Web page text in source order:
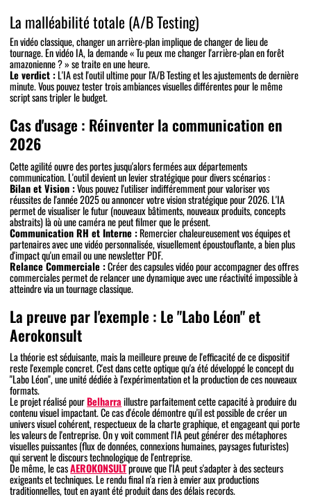
La malléabilité totale (A/B Testing)
En vidéo classique, changer un arrière-plan implique de changer de lieu de
tournage. En vidéo IA, la demande « Tu peux me changer l'arrière-plan en forêt
amazonienne ? » se traite en une heure.
Le verdict :L'IA est l'outil ultime pour l'A/B Testing et les ajustements de dernière
minute. Vous pouvez tester trois ambiances visuelles différentes pour le même
script sans tripler le budget.
Cas d'usage : Réinventer la communication en
2026
Cette agilité ouvre des portes jusqu'alors fermées aux départements
communication. L'outil devient un levier stratégique pour divers scénarios :
Bilan et Vision :Vous pouvez l'utiliser indifféremment pour valoriser vos
réussites de l'année 2025 ou annoncer votre vision stratégique pour 2026. L'IA
permet de visualiser le futur (nouveaux bâtiments, nouveaux produits, concepts
abstraits) là où une caméra ne peut filmer que le présent.
Communication RH et Interne :Remercier chaleureusement vos équipes et
partenaires avec une vidéo personnalisée, visuellement époustouflante, a bien plus
d'impact qu'un email ou une newsletter PDF.
Relance Commerciale :Créer des capsules vidéo pour accompagner des offres
commerciales permet de relancer une dynamique avec une réactivité impossible à
atteindre via un tournage classique.
La preuve par l'exemple : Le "Labo Léon" et
Aerokonsult
La théorie est séduisante, mais la meilleure preuve de l'efficacité de ce dispositif
reste l'exemple concret. C'est dans cette optique qu'a été développé le concept du
"Labo Léon", une unité dédiée à l'expérimentation et la production de ces nouveaux
formats.
Le projet réalisé pourBelharraillustre parfaitement cette capacité à produire du
contenu visuel impactant. Ce cas d'école démontre qu'il est possible de créer un
univers visuel cohérent, respectueux de la charte graphique, et engageant qui porte
les valeurs de l'entreprise. On y voit comment l'IA peut générer des métaphores
visuelles puissantes (flux de données, connexions humaines, paysages futuristes)
qui servent le discours technologique de l'entreprise.
De même, le casAEROKONSULTprouve que l'IA peut s'adapter à des secteurs
exigeants et techniques. Le rendu final n'a rien à envier aux productions
traditionnelles, tout en ayant été produit dans des délais records.